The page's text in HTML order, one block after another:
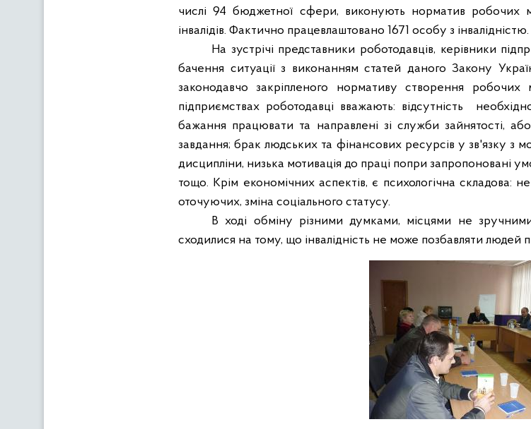
числі 94 бюджетної сфери, виконують норматив робочих
інвалідів. Фактично працевлаштовано 1671 особу з інвалідністю.
На зустрічі представники роботодавців, керівники
бачення ситуації з виконанням статей даного Закону
законодавчо закріпленого нормативу створення робочих
підприємствах роботодавці вважають: відсутність
бажання працювати та направлені зі служби зайнятості,
завдання; брак людських та фінансових ресурсів у зв'язку з
дисципліни, низька мотивація до праці попри запропоновані
тощо. Крім економічних аспектів, є психологічна складова:
оточуючих, зміна соціального статусу.
В ході обміну різними думками, місцями не
сходилися на тому, що інвалідність не може позбавляти людей